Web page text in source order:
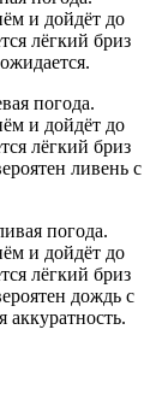
и дойдёт до
лёгкий бриз
погода.
и дойдёт до
лёгкий бриз
ливень с
погода.
и дойдёт до
лёгкий бриз
дождь с